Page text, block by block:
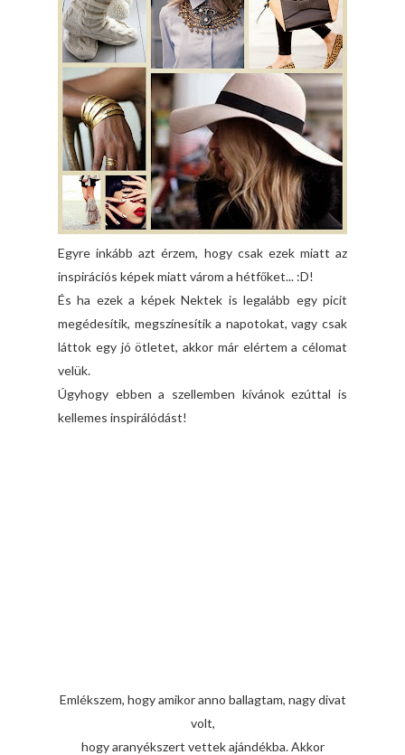
Egyre inkább azt érzem, hogy csak ezek miatt az
inspirációs képek miatt várom a hétfőket... :D!
És ha ezek a képek Nektek is legalább egy picit
megédesítik, megszínesítik a napotokat, vagy csak
láttok egy jó ötletet, akkor már elértem a célomat
velük.
Úgyhogy ebben a szellemben kívánok ezúttal is
kellemes inspirálódást!
Emlékszem, hogy amikor anno ballagtam, nagy divat
volt,
hogy aranyékszert vettek ajándékba. Akkor